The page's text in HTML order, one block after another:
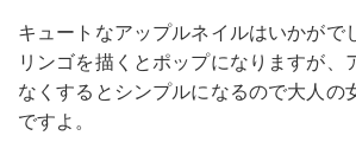
キュートなアップルネイルはいかがで
リンゴを描くとポップになりますが、
なくするとシンプルになるので大人の
ですよ。